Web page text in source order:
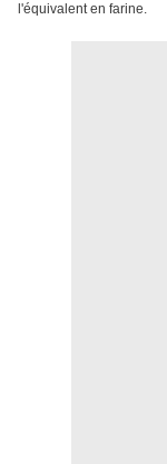
l'équivalent en farine.